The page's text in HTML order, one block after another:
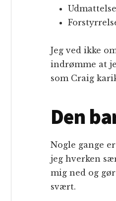
Jeg ved ikke
indrømme at
som Craig
Den
Nogle gange
jeg hverken
mig ned og
svært.